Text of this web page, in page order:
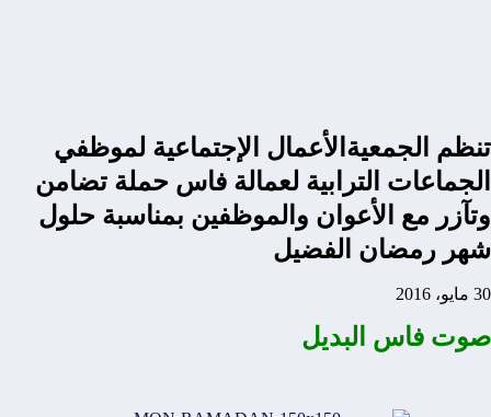
تنظم الجمعيةالأعمال الإجتماعية لموظفي
الجماعات الترابية لعمالة فاس حملة تضامن
وتآزر مع الأعوان والموظفين بمناسبة حلول
شهر رمضان الفضيل
30 مايو، 2016
صوت فاس البديل